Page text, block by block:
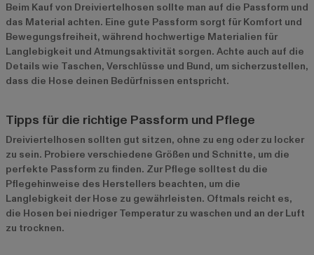
Beim Kauf von Dreiviertelhosen sollte man auf die Passform und
das Material achten. Eine gute Passform sorgt für Komfort und
Bewegungsfreiheit, während hochwertige Materialien für
Langlebigkeit und Atmungsaktivität sorgen. Achte auch auf die
Details wie Taschen, Verschlüsse und Bund, um sicherzustellen,
dass die Hose deinen Bedürfnissen entspricht.
Tipps für die richtige Passform und Pflege
Dreiviertelhosen sollten gut sitzen, ohne zu eng oder zu locker
zu sein. Probiere verschiedene Größen und Schnitte, um die
perfekte Passform zu finden. Zur Pflege solltest du die
Pflegehinweise des Herstellers beachten, um die
Langlebigkeit der Hose zu gewährleisten. Oftmals reicht es,
die Hosen bei niedriger Temperatur zu waschen und an der Luft
zu trocknen.